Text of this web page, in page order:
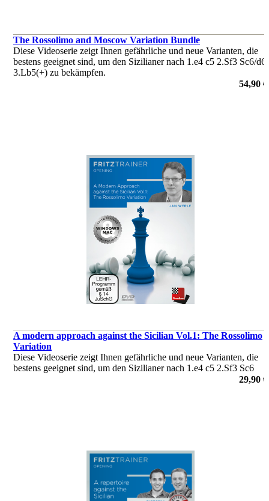
The Rossolimo and Moscow Variation Bundle
Diese Videoserie zeigt Ihnen gefährliche und neue Varianten, die
bestens geeignet sind, um den Sizilianer nach 1.e4 c5 2.Sf3 Sc6/d6
3.Lb5(+) zu bekämpfen.
54,90 €
A modern approach against the Sicilian Vol.1: The Rossolimo
Variation
Diese Videoserie zeigt Ihnen gefährliche und neue Varianten, die
bestens geeignet sind, um den Sizilianer nach 1.e4 c5 2.Sf3 Sc6
29,90 €